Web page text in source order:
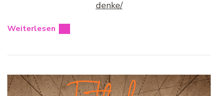
denke/
Weiterlesen